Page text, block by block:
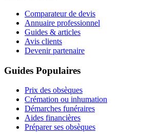
Comparateur de devis
Annuaire professionnel
Guides & articles
Avis clients
Devenir partenaire
Guides Populaires
Prix des obsèques
Crémation ou inhumation
Démarches funéraires
Aides financières
Préparer ses obsèques